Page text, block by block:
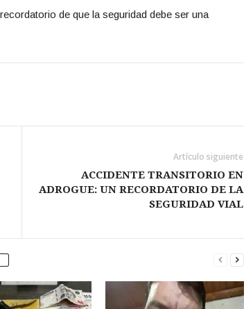
de que la seguridad debe ser una
Artículo siguiente
ACCIDENTE TRANSITORIO EN
ADROGUE: UN RECORDATORIO DE LA
SEGURIDAD VIAL